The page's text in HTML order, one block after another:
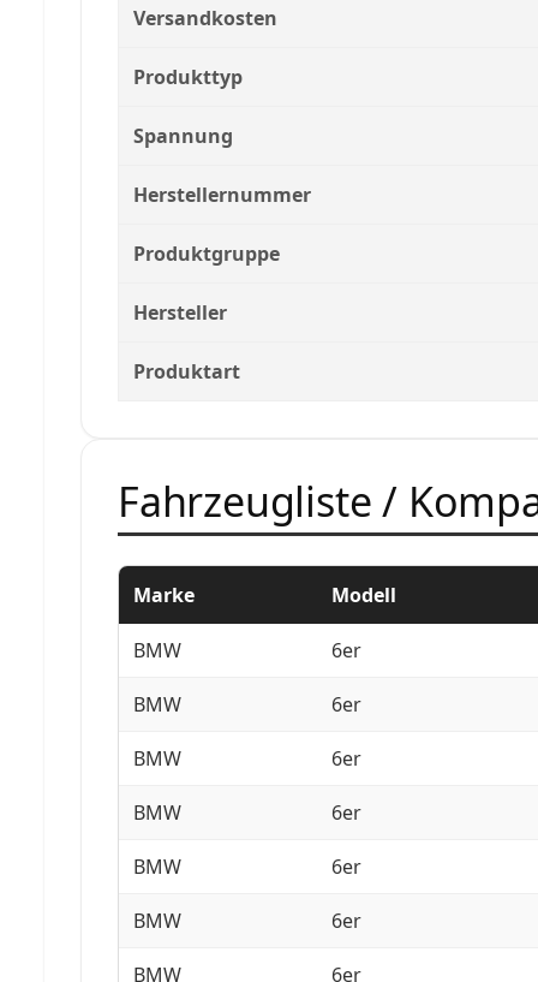
Versandkosten
Produkttyp
Spannung
Herstellernummer
Produktgruppe
Hersteller
Produktart
Fahrzeugliste /
Marke Modell
BMW 6er
BMW 6er
BMW 6er
BMW 6er
BMW 6er
BMW 6er
BMW 6er